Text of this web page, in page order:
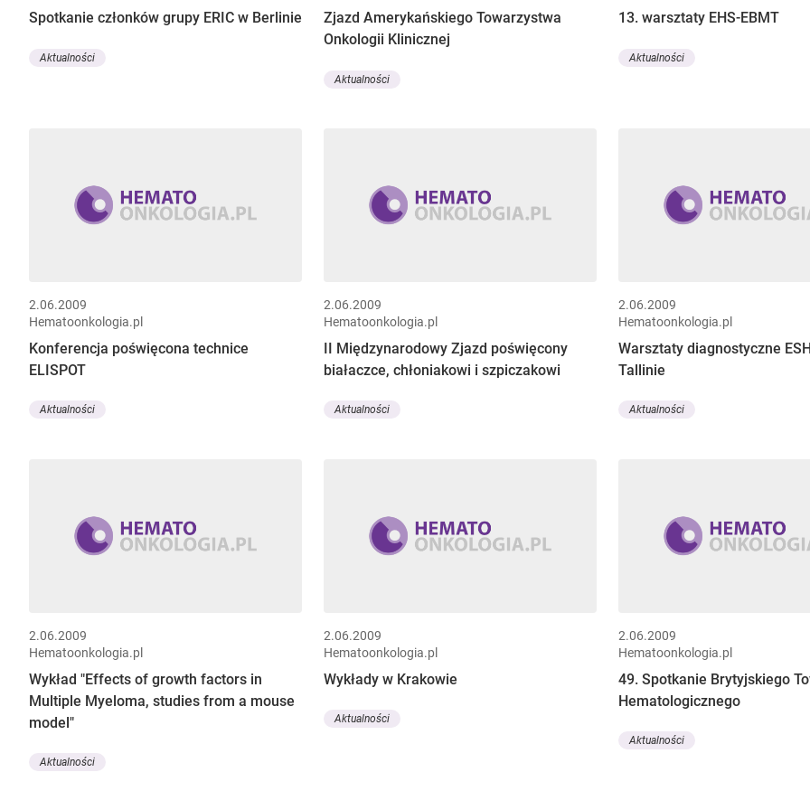
Spotkanie członków grupy ERIC w Berlinie
Aktualności
Zjazd Amerykańskiego Towarzystwa
Onkologii Klinicznej
Aktualności
13. warsztaty EHS-EBMT
Aktualności
2.06.2009
Hematoonkologia.pl
Konferencja poświęcona technice
ELISPOT
Aktualności
2.06.2009
Hematoonkologia.pl
II Międzynarodowy Zjazd poświęcony
białaczce, chłoniakowi i szpiczakowi
Aktualności
2.06.2009
Hematoonkologia.pl
Warsztaty diagnostyczne
Tallinie
Aktualności
2.06.2009
Hematoonkologia.pl
Wykład "Effects of growth factors in
Multiple Myeloma, studies from a mouse
model"
Aktualności
2.06.2009
Hematoonkologia.pl
Wykłady w Krakowie
Aktualności
2.06.2009
Hematoonkologia.pl
49. Spotkanie Brytyjskiego
Hematologicznego
Aktualności